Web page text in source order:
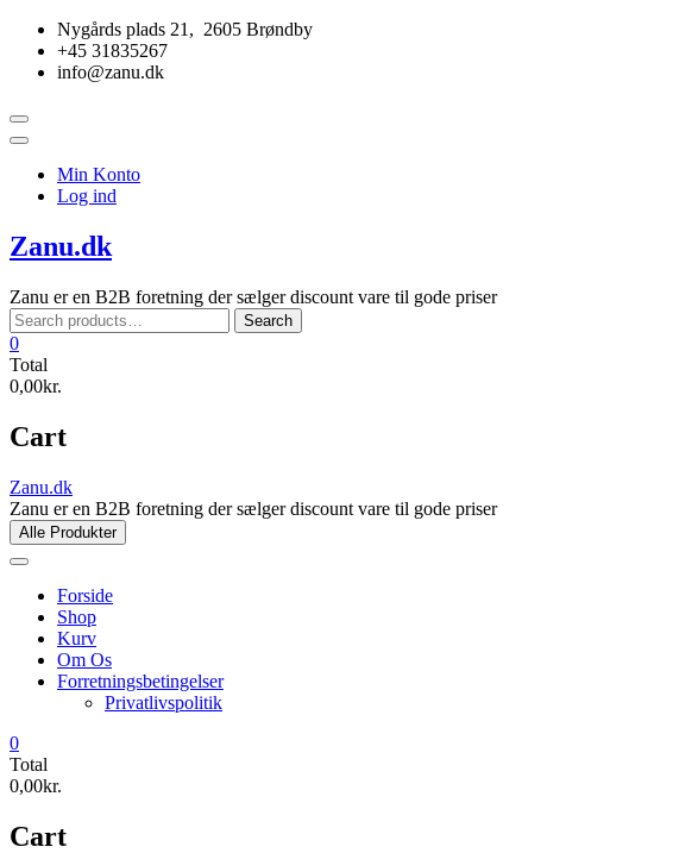
Skip
content
Nygårds plads 21, 2605 Brøndby
+45 31835267
info@zanu.dk
Topbar
Menu
Min Konto
Log ind
Zanu.dk
Zanu er en B2B foretning der sælger discount vare til gode priser
Search
for:
Search
0
Total
0,00kr.
Cart
Zanu.dk
Zanu er en B2B foretning der sælger discount vare til gode priser
Alle Produkter
Forside
Shop
Kurv
Om Os
Forretningsbetingelser
Privatlivspolitik
0
Total
0,00kr.
Cart